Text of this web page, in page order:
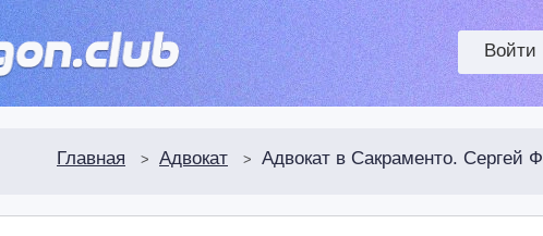
Войти
Главная > Адвокат > Адвокат в Сакраменто. Сергей